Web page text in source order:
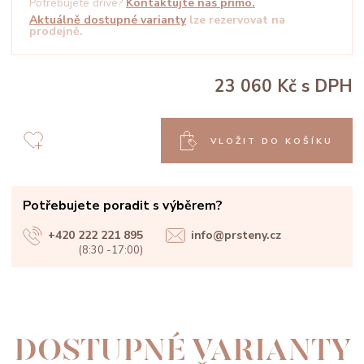
Potřebujete dříve? Kontaktujte nás přímo.
Aktuálně dostupné varianty lze rezervovat na
prodejně.
23 060 Kč s DPH
VLOŽIT DO KOŠÍKU
Potřebujete poradit s výběrem?
+420 222 221 895
(8:30 -17:00)
info@prsteny.cz
DOSTUPNÉ VARIANTY